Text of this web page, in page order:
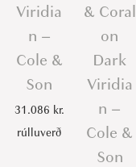
q
a
n
t
i
Viridia
n –
Cole &
Son
31.086 kr.
rúlluverð
& Coral
on
Dark
Viridia
n –
Cole &
Son